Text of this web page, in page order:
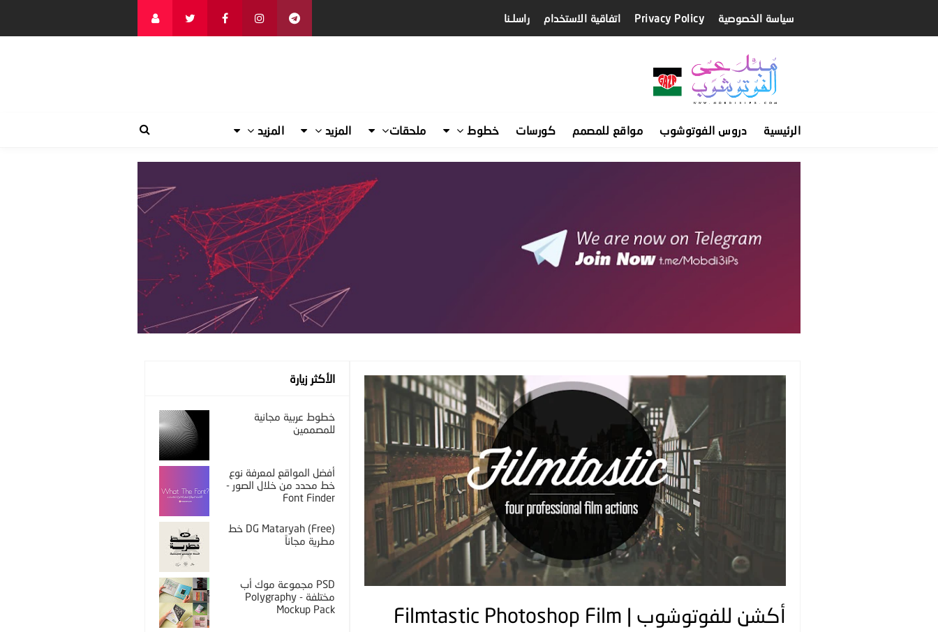
سياسة الخصوصية Privacy Policy اتفاقية الاستخدام راسلـنا
الرئيسية دروس الفوتوشوب مواقع للمصمم كورسات خطوط ملحقات المزيد المزيد
أكشن للفوتوشوب | Filmtastic Photoshop Film
الأكثر زيارة
خطوط عربية مجانية
للمصممين
أفضل المواقع لمعرفة نوع
خط محدد من خلال الصور -
Font Finder
DG Mataryah (Free) خط
مطرية مجاناً
PSD مجموعة موك أب
مختلفة - Polygraphy
Mockup Pack